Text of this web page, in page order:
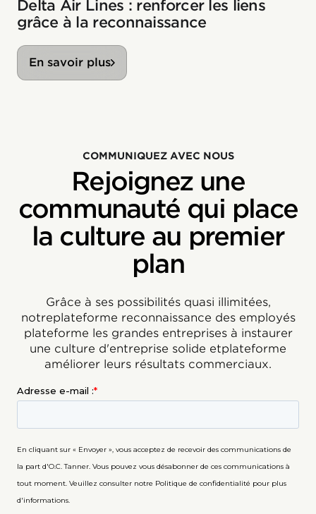
Delta Air Lines : renforcer les liens
grâce à la reconnaissance
En savoir plus
COMMUNIQUEZ AVEC NOUS
Rejoignez une
communauté qui place
la culture au premier
plan
Grâce à ses possibilités quasi illimitées,
notreplateforme reconnaissance des employés
plateforme les grandes entreprises à instaurer
une culture d'entreprise solide etplateforme
améliorer leurs résultats commerciaux.